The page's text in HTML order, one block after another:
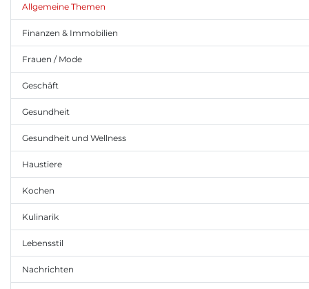
Allgemeine Themen
Finanzen & Immobilien
Frauen / Mode
Geschäft
Gesundheit
Gesundheit und Wellness
Haustiere
Kochen
Kulinarik
Lebensstil
Nachrichten